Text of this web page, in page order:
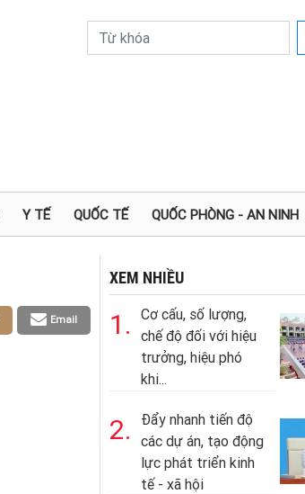
Y TẾ QUỐC TẾ QUỐC PHÒNG - AN NINH
Email
XEM NHIỀU
1.
Cơ cấu, số lượng,
chế độ đối với hiệu
trưởng, hiệu phó
khi...
2.
Đẩy nhanh tiến độ
các dự án, tạo động
lực phát triển kinh
tế - xã hội